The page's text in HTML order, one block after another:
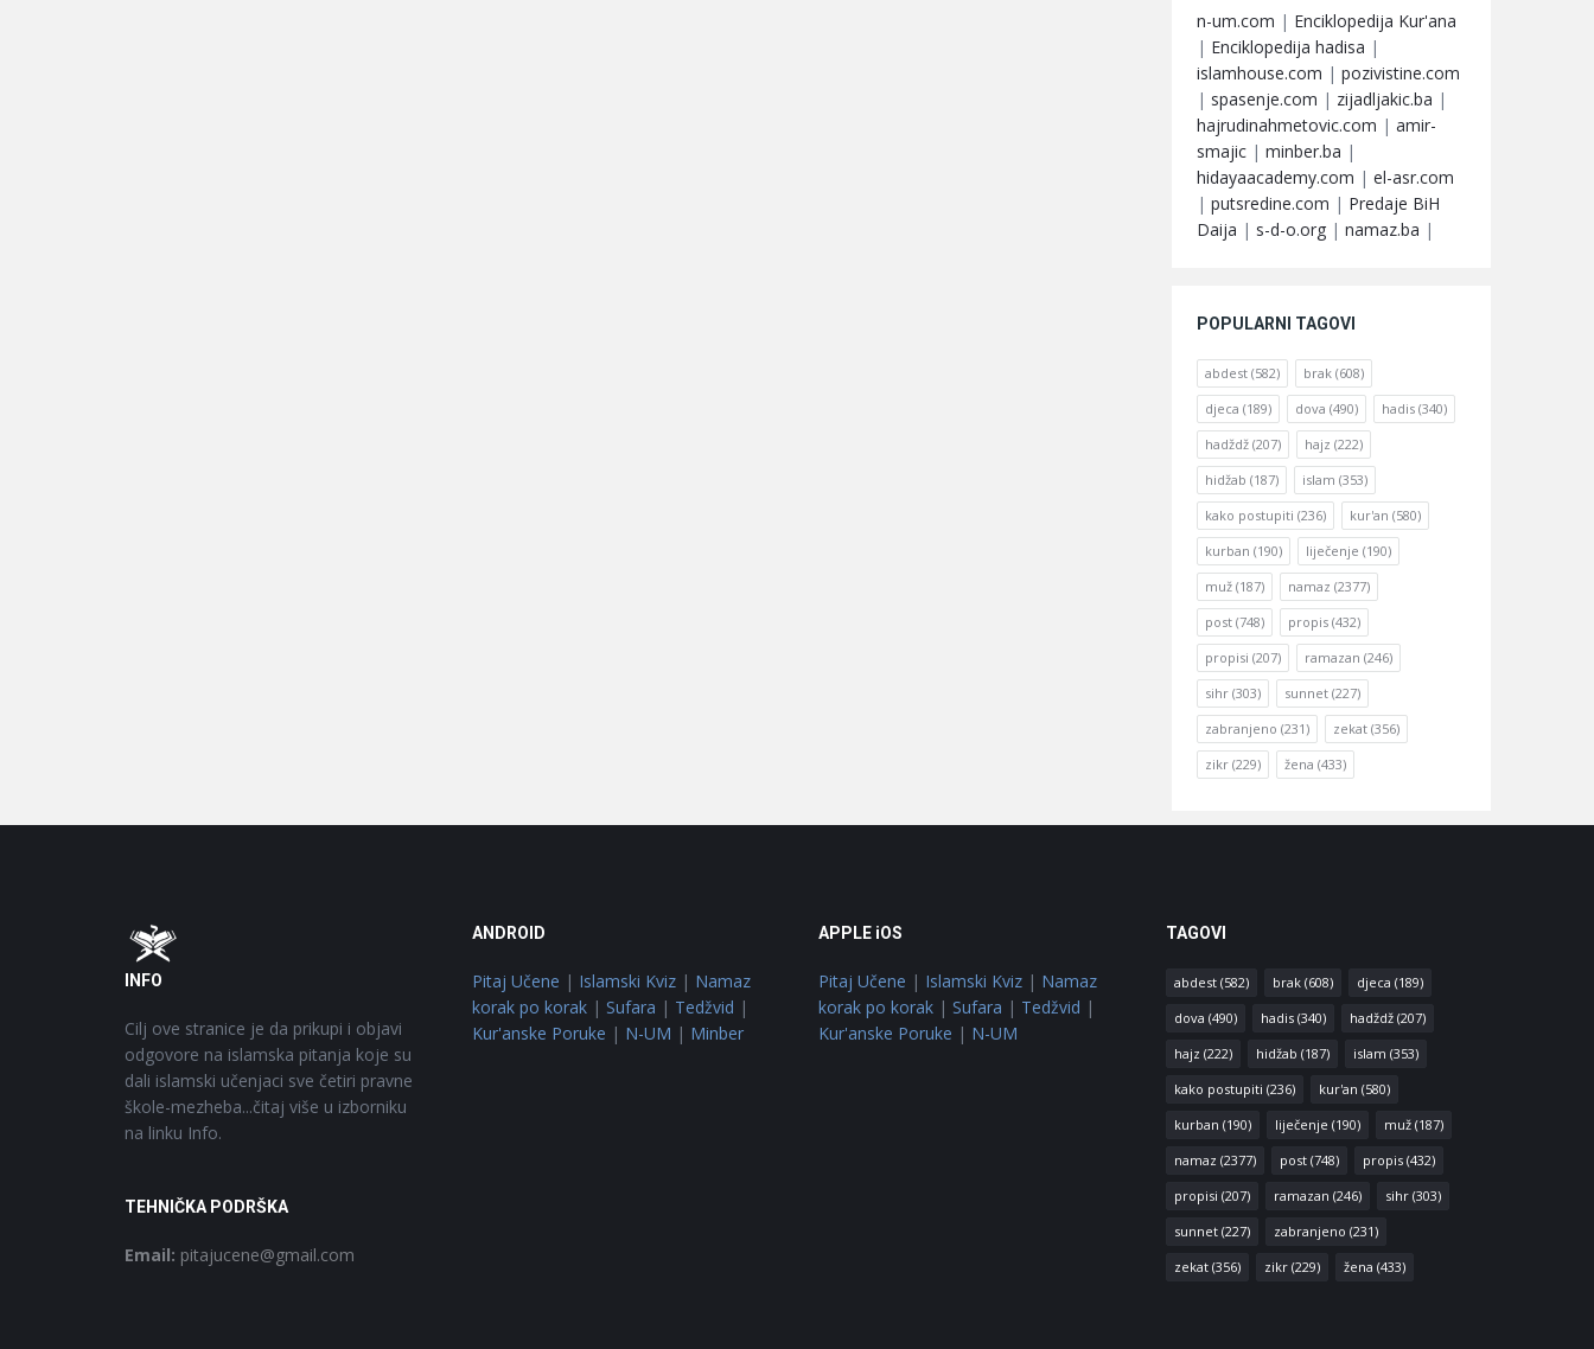
n-um.com | Enciklopedija Kur'ana
| Enciklopedija hadisa |
islamhouse.com | pozivistine.com
| spasenje.com | zijadljakic.ba |
hajrudinahmetovic.com | amir-
smajic | minber.ba |
hidayaacademy.com | el-asr.com
| putsredine.com | Predaje BiH
Daija | s-d-o.org | namaz.ba |
POPULARNI TAGOVI
abdest (582) brak (608)
djeca (189) dova (490) hadis (340)
hadždž (207) hajz (222)
hidžab (187) islam (353)
kako postupiti (236) kur'an (580)
kurban (190) liječenje (190)
muž (187) namaz (2377)
post (748) propis (432)
propisi (207) ramazan (246)
sihr (303) sunnet (227)
zabranjeno (231) zekat (356)
zikr (229) žena (433)
Footer
INFO
Cilj ove stranice je da prikupi i objavi
odgovore na islamska pitanja koje su
dali islamski učenjaci sve četiri pravne
škole-mezheba...čitaj više u izborniku
na linku Info.
TEHNIČKA PODRŠKA
Email: pitajucene@gmail.com
ANDROID
Pitaj Učene | Islamski Kviz| Namaz
korak po korak| Sufara | Tedžvid |
Kur'anske Poruke | N-UM | Minber
APPLE iOS
Pitaj Učene | Islamski Kviz | Namaz
korak po korak | Sufara | Tedžvid |
Kur'anske Poruke | N-UM
TAGOVI
abdest(582) brak(608) djeca (189)
dova (490) hadis(340) hadždž(207)
hajz (222) hidžab (187) islam (353)
kako postupiti (236) kur'an (580)
kurban (190) liječenje (190) muž(187)
namaz (2377) post(748) propis(432)
propisi (207) ramazan (246) sihr(303)
sunnet(227) zabranjeno (231)
zekat(356) zikr(229) žena (433)